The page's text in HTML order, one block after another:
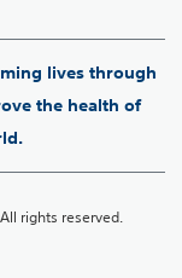
lives through
the health of
rights reserved.